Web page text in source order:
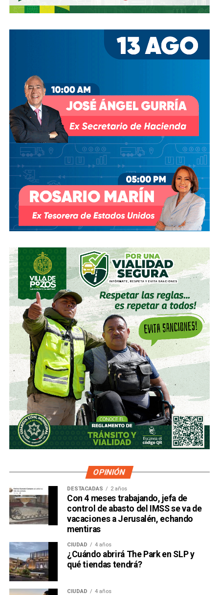
OPINIÓN
DESTACADAS 2 años
Con 4 meses trabajando, jefa de
control de abasto del IMSS se va de
vacaciones a Jerusalén, echando
mentiras
CIUDAD 4 años
¿Cuándo abrirá The Park en SLP y
qué tiendas tendrá?
CIUDAD 4 años